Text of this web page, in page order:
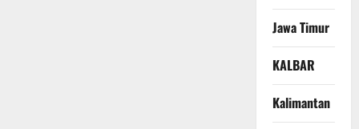
Jawa Timur
KALBAR
Kalimantan